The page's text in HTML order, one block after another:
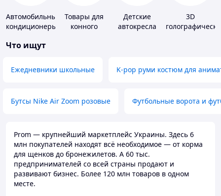
Автомобильные
кондиционеры
Товары для
конного
Детские
автокресла
3D
Что ищут
Ежедневники школьные K-pop руми костюм для
Бутсы Nike Air Zoom розовые Футбольные ворота и
Prom — крупнейший маркетплейс Украины. Здесь 6
млн покупателей находят всё необходимое — от корма
для щенков до бронежилетов. А 60 тыс.
предпринимателей со всей страны продают и
развивают бизнес. Более 120 млн товаров в одном
месте.